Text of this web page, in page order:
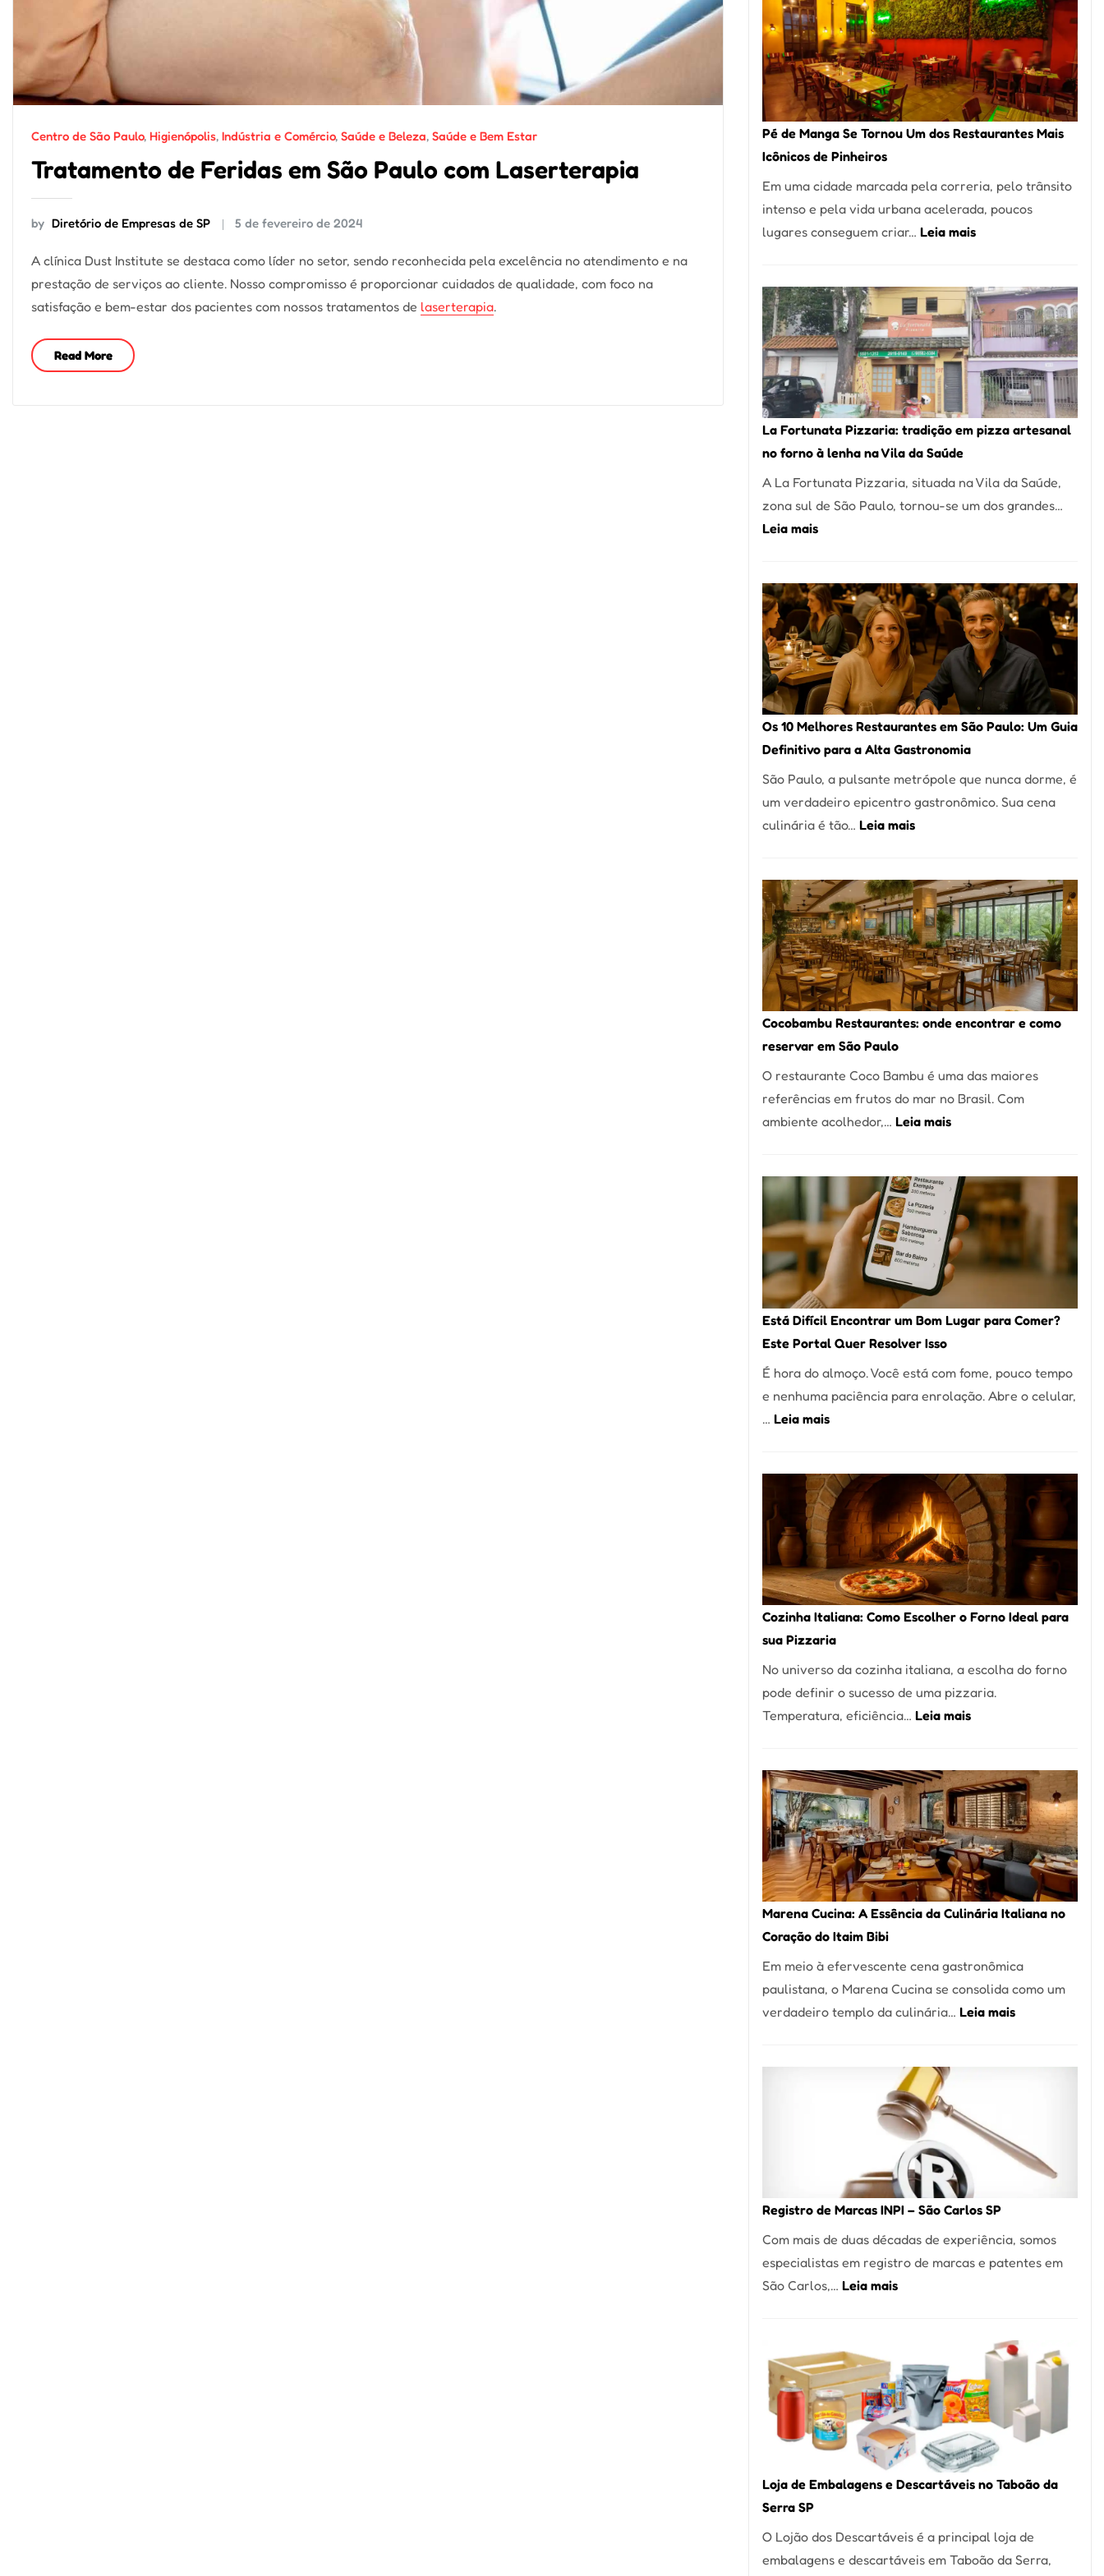
Centro de São Paulo, Higienópolis, Indústria e Comércio, Saúde e Beleza, Saúde e Bem Estar
Tratamento de Feridas em São Paulo com Laserterapia
by Diretório de Empresas de SP 5 de fevereiro de 2024
A clínica Dust Institute se destaca como líder no setor, sendo reconhecida pela excelência no atendimento e na
prestação de serviços ao cliente. Nosso compromisso é proporcionar cuidados de qualidade, com foco na
satisfação e bem-estar dos pacientes com nossos tratamentos de laserterapia.
Read More
Pé de Manga Se Tornou Um dos Restaurantes Mais
Icônicos de Pinheiros
Em uma cidade marcada pela correria, pelo trânsito
intenso e pela vida urbana acelerada, poucos
lugares conseguem criar… Leia mais:
Manga
Se
Tornou
Um
dos
Restaurantes
Mais
de
Pinheiros
La Fortunata Pizzaria: tradição em pizza artesanal
no forno à lenha na Vila da Saúde
A La Fortunata Pizzaria, situada na Vila da Saúde,
zona sul de São Paulo, tornou-se um dos grandes…
Leia mais:
Pizzaria:
tradição
em
pizza
artesanal
no
forno
à
lenha
na
Vila
Os 10 Melhores Restaurantes em São Paulo: Um Guia
Definitivo para a Alta Gastronomia
São Paulo, a pulsante metrópole que nunca dorme, é
um verdadeiro epicentro gastronômico. Sua cena
culinária é tão… Leia mais:
Melhores
Restaurantes
em
São
Paulo:
Um
Guia
para
a
Alta
Cocobambu Restaurantes: onde encontrar e como
reservar em São Paulo
O restaurante Coco Bambu é uma das maiores
referências em frutos do mar no Brasil. Com
ambiente acolhedor,… Leia mais:
onde
encontrar
e
como
reservar
em
São
Está Difícil Encontrar um Bom Lugar para Comer?
Este Portal Quer Resolver Isso
É hora do almoço. Você está com fome, pouco tempo
e nenhuma paciência para enrolação. Abre o celular,
… Leia mais:
Encontrar
um
Bom
Lugar
para
Comer?
Este
Portal
Quer
Resolver
Isso
Cozinha Italiana: Como Escolher o Forno Ideal para
sua Pizzaria
No universo da cozinha italiana, a escolha do forno
pode definir o sucesso de uma pizzaria.
Temperatura, eficiência… Leia mais:
Como
Escolher
o
Forno
Ideal
para
sua
Marena Cucina: A Essência da Culinária Italiana no
Coração do Itaim Bibi
Em meio à efervescente cena gastronômica
paulistana, o Marena Cucina se consolida como um
verdadeiro templo da culinária… Leia mais:
Culinária
Italiana
do
Itaim
Registro de Marcas INPI – São Carlos SP
Com mais de duas décadas de experiência, somos
especialistas em registro de marcas e patentes em
São Carlos,… Leia mais:
INPI
–
São
Carlos
SP
Loja de Embalagens e Descartáveis no Taboão da
Serra SP
O Lojão dos Descartáveis é a principal loja de
embalagens e descartáveis em Taboão da Serra,